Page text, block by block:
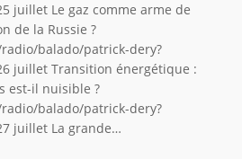
juillet Le gaz comme arme de
de la Russie ?
balado/patrick-dery?
juillet Transition énergétique :
est-il nuisible ?
balado/patrick-dery?
juillet La grande…